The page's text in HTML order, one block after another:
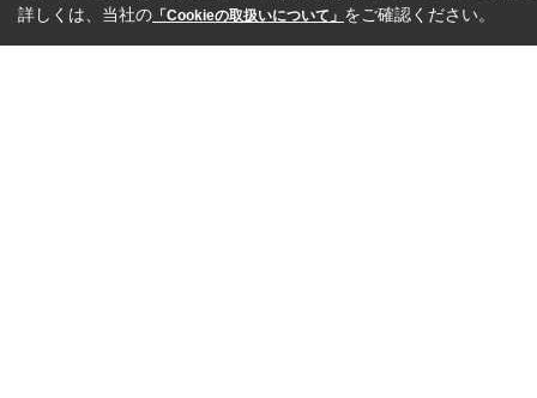
詳しくは、当社の 「Cookieの取扱いについて」 をご確認ください。